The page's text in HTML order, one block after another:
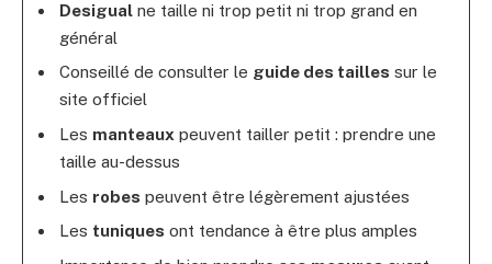
Desigualne taille ni trop petit ni trop grand en
général
Conseillé de consulter le guide des tailles sur le
site officiel
Les manteaux peuvent tailler petit : prendre une
taille au-dessus
Les robes peuvent être légèrement ajustées
Les tuniques ont tendance à être plus amples